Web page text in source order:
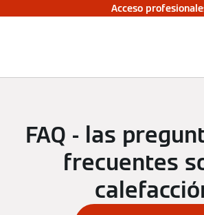
Acceso
FAQ - las
frecuentes